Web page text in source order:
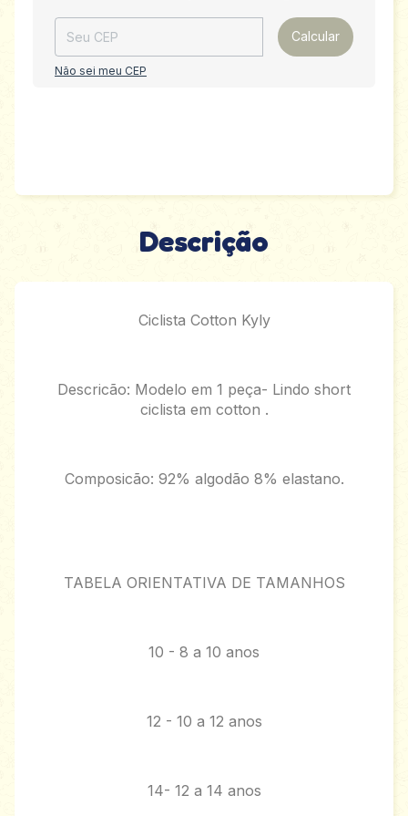
Calcular
Não sei meu CEP
Descrição
Ciclista Cotton Kyly
Descricão: Modelo em 1 peça- Lindo short
ciclista em cotton .
Composicão: 92% algodão 8% elastano.
TABELA ORIENTATIVA DE TAMANHOS
10 - 8 a 10 anos
12 - 10 a 12 anos
14- 12 a 14 anos